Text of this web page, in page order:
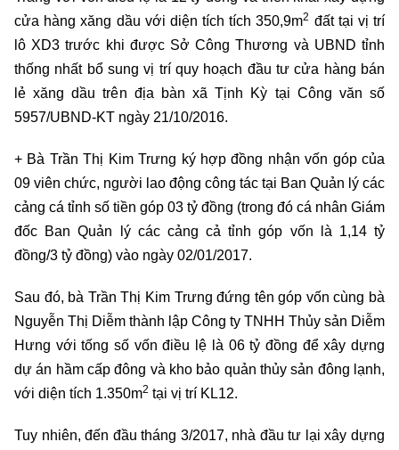
cửa hàng xăng dầu với diện tích tích 350,9m2 đất tại vị trí
lô XD3 trước khi được Sở Công Thương và UBND tỉnh
thống nhất bổ sung vị trí quy hoạch đầu tư cửa hàng bán
lẻ xăng dầu trên địa bàn xã Tịnh Kỳ tại Công văn số
5957/UBND-KT ngày 21/10/2016.
+ Bà Trần Thị Kim Trưng ký hợp đồng nhận vốn góp của
09 viên chức, người lao động công tác tại Ban Quản lý các
cảng cá tỉnh số tiền góp 03 tỷ đồng (trong đó cá nhân Giám
đốc Ban Quản lý các cảng cả tỉnh góp vốn là 1,14 tỷ
đồng/3 tỷ đồng) vào ngày 02/01/2017.
Sau đó, bà Trần Thị Kim Trưng đứng tên góp vốn cùng bà
Nguyễn Thị Diễm thành lập Công ty TNHH Thủy sản Diễm
Hưng với tống số vốn điều lệ là 06 tỷ đồng để xây dựng
dự án hầm cấp đông và kho bảo quản thủy sản đông lạnh,
với diện tích 1.350m2 tại vị trí KL12.
Tuy nhiên, đến đầu tháng 3/2017, nhà đầu tư lại xây dựng